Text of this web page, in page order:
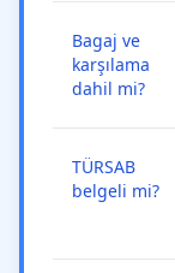
Bagaj ve
karşılama
dahil mi?
TÜRSAB
belgeli mi?